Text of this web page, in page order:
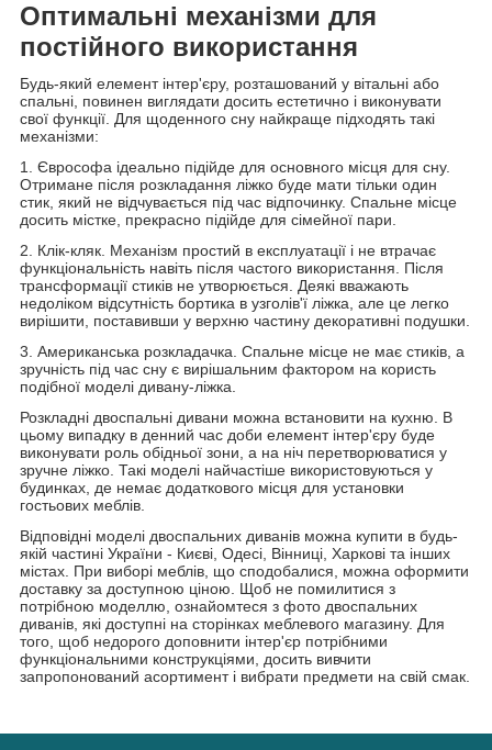
Оптимальні механізми для
постійного використання
Будь-який елемент інтер'єру, розташований у вітальні або
спальні, повинен виглядати досить естетично і виконувати
свої функції. Для щоденного сну найкраще підходять такі
механізми:
1. Єврософа ідеально підійде для основного місця для сну.
Отримане після розкладання ліжко буде мати тільки один
стик, який не відчувається під час відпочинку. Спальне місце
досить містке, прекрасно підійде для сімейної пари.
2. Клік-кляк. Механізм простий в експлуатації і не втрачає
функціональність навіть після частого використання. Після
трансформації стиків не утворюється. Деякі вважають
недоліком відсутність бортика в узголів'ї ліжка, але це легко
вирішити, поставивши у верхню частину декоративні подушки.
3. Американська розкладачка. Спальне місце не має стиків, а
зручність під час сну є вирішальним фактором на користь
подібної моделі дивану-ліжка.
Розкладні двоспальні дивани можна встановити на кухню. В
цьому випадку в денний час доби елемент інтер'єру буде
виконувати роль обідньої зони, а на ніч перетворюватися у
зручне ліжко. Такі моделі найчастіше використовуються у
будинках, де немає додаткового місця для установки
гостьових меблів.
Відповідні моделі двоспальних диванів можна купити в будь-
якій частині України - Києві, Одесі, Вінниці, Харкові та інших
містах. При виборі меблів, що сподобалися, можна оформити
доставку за доступною ціною. Щоб не помилитися з
потрібною моделлю, ознайомтеся з фото двоспальних
диванів, які доступні на сторінках меблевого магазину. Для
того, щоб недорого доповнити інтер'єр потрібними
функціональними конструкціями, досить вивчити
запропонований асортимент і вибрати предмети на свій смак.